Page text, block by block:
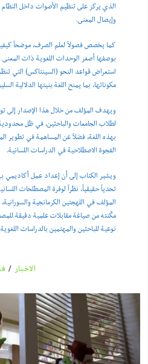
الذي يركز على تنظيم الأصوات داخل
وإيصال المعنى.
كما يخصص فصولاً لعلم الصرف، موضحاً
بوصفها أصغر الوحدات اللغوية ذات المعنى
استعراض قواعد النحو (السينتاكس) التي
مكوناتها، بما يمنح اللغة بنيتها الدلالية
ويهدف المؤلف من خلال هذا الإصدار إلى
لطلاب الجامعات والباحثين، في ظل
بهذه اللغة، فضلاً عن المساهمة في تطوير
الفجوة الاصطلاحية في الدراسات اللسانية.
ويشير الكتاب إلى أن إعداد عمل أكاديمي
تحدياً حقيقياً، نظراً لوفرة المصطلحات
المؤلف في اللهجتين الكرمانجية
مكّنته من صياغة مقابلات علمية دقيقة
نوعية للباحثين والمهتمين بالدراسات
الاخبار /